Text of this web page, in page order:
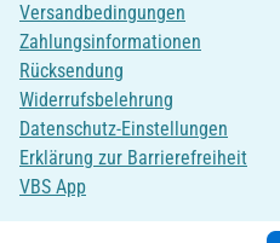
Versandbedingungen
Zahlungsinformationen
Rücksendung
Widerrufsbelehrung
Datenschutz-Einstellungen
Erklärung zur Barrierefreiheit
VBS App